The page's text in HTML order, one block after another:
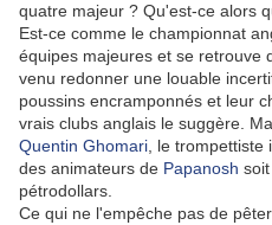
quatre majeur ? Qu'est-ce alors
Est-ce comme le championnat
équipes majeures et se retrouve
venu redonner une louable
poussins encramponnés et leur
vrais clubs anglais le suggère.
Quentin Ghomari , le
des animateurs de Papanosh
pétrodollars.
Ce qui ne l'empêche pas de